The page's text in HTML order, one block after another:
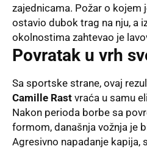
zajednicama. Požar o kojem
ostavio dubok trag na nju, a
okolnostima zahtevao je
Povratak u vrh
Sa sportske strane, ovaj
Camille Rast vraća u samu
Nakon perioda borbe sa
formom, današnja vožnja je
Agresivno napadanje kapija,